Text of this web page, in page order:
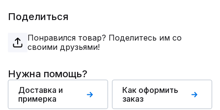
Поделиться
Понравился товар? Поделитесь им со
своими друзьями!
Нужна помощь?
Доставка и
примерка
Как оформить
заказ